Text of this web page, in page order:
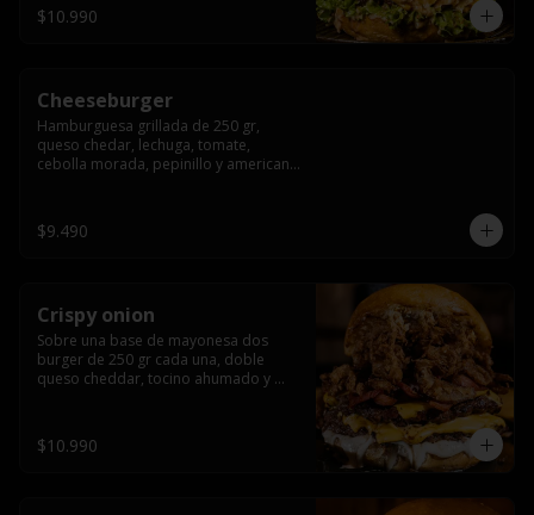
$10.990
Cheeseburger
Hamburguesa grillada de 250 gr,
queso chedar, lechuga, tomate,
cebolla morada, pepinillo y american
$9.490
Crispy onion
Sobre una base de mayonesa dos
burger de 250 gr cada una, doble
queso cheddar, tocino ahumado y
$10.990